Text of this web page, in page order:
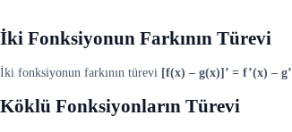
İki Fonksiyonun Farkının Türevi
İki fonksiyonun farkının türevi [f(x) – g(x)]’ = f’(x) –
Köklü Fonksiyonların Türevi